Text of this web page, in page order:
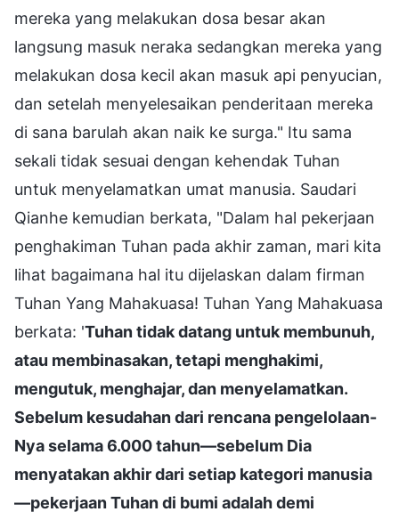
mereka yang melakukan dosa besar akan
langsung masuk neraka sedangkan mereka yang
melakukan dosa kecil akan masuk api penyucian,
dan setelah menyelesaikan penderitaan mereka
di sana barulah akan naik ke surga." Itu sama
sekali tidak sesuai dengan kehendak Tuhan
untuk menyelamatkan umat manusia. Saudari
Qianhe kemudian berkata, "Dalam hal pekerjaan
penghakiman Tuhan pada akhir zaman, mari kita
lihat bagaimana hal itu dijelaskan dalam firman
Tuhan Yang Mahakuasa! Tuhan Yang Mahakuasa
berkata: 'Tuhan tidak datang untuk membunuh,
atau membinasakan, tetapi menghakimi,
mengutuk, menghajar, dan menyelamatkan.
Sebelum kesudahan dari rencana pengelolaan-
Nya selama 6.000 tahun—sebelum Dia
menyatakan akhir dari setiap kategori manusia
—pekerjaan Tuhan di bumi adalah demi